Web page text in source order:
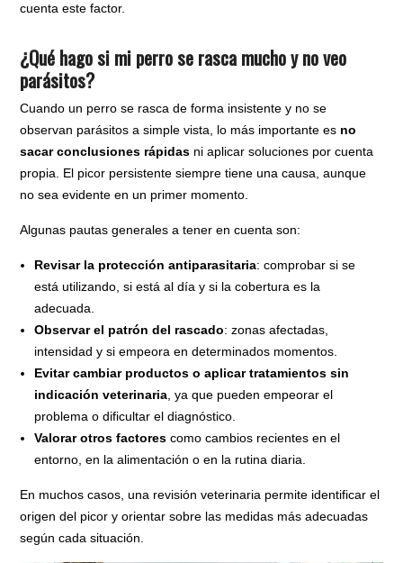
cuenta este factor.
¿Qué hago si mi perro se rasca mucho y no veo
parásitos?
Cuando un perro se rasca de forma insistente y no se
observan parásitos a simple vista, lo más importante es no
sacar conclusiones rápidas ni aplicar soluciones por cuenta
propia. El picor persistente siempre tiene una causa, aunque
no sea evidente en un primer momento.
Algunas pautas generales a tener en cuenta son:
Revisar la protección antiparasitaria: comprobar si se
está utilizando, si está al día y si la cobertura es la
adecuada.
Observar el patrón del rascado: zonas afectadas,
intensidad y si empeora en determinados momentos.
Evitar cambiar productos o aplicar tratamientos sin
indicación veterinaria, ya que pueden empeorar el
problema o dificultar el diagnóstico.
Valorar otros factores como cambios recientes en el
entorno, en la alimentación o en la rutina diaria.
En muchos casos, una revisión veterinaria permite identificar el
origen del picor y orientar sobre las medidas más adecuadas
según cada situación.